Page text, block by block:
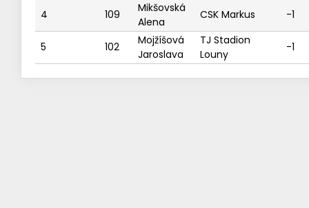
4 109
Mikšovská
Alena
CSK Markus -1
5 102
Mojžíšová
Jaroslava
TJ Stadion
Louny
-1